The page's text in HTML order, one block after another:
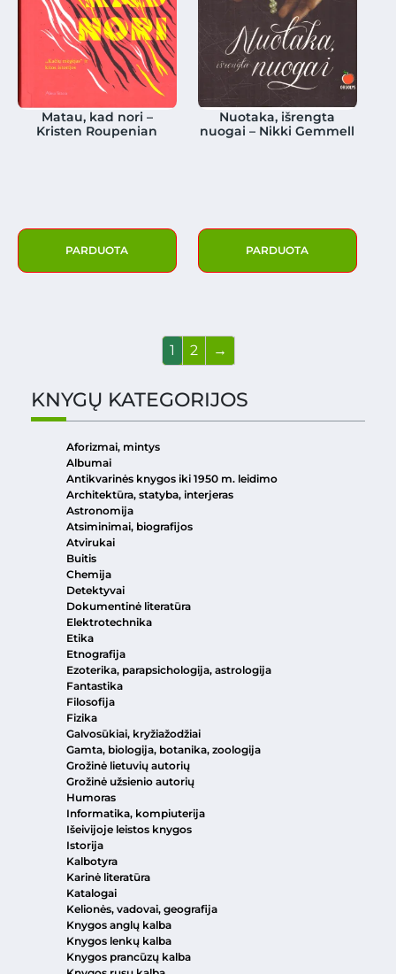
Matau, kad nori –
Kristen Roupenian
PARDUOTA
Nuotaka, išrengta
nuogai – Nikki Gemmell
PARDUOTA
1 2 →
KNYGŲ KATEGORIJOS
Aforizmai, mintys
Albumai
Antikvarinės knygos iki 1950 m. leidimo
Architektūra, statyba, interjeras
Astronomija
Atsiminimai, biografijos
Atvirukai
Buitis
Chemija
Detektyvai
Dokumentinė literatūra
Elektrotechnika
Etika
Etnografija
Ezoterika, parapsichologija, astrologija
Fantastika
Filosofija
Fizika
Galvosūkiai, kryžiažodžiai
Gamta, biologija, botanika, zoologija
Grožinė lietuvių autorių
Grožinė užsienio autorių
Humoras
Informatika, kompiuterija
Išeivijoje leistos knygos
Istorija
Kalbotyra
Karinė literatūra
Katalogai
Kelionės, vadovai, geografija
Knygos anglų kalba
Knygos lenkų kalba
Knygos prancūzų kalba